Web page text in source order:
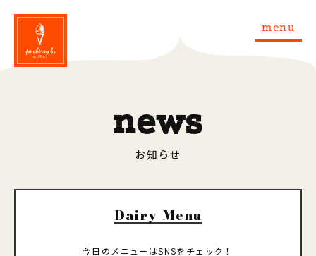
menu
news
お知らせ
Dairy Menu
今日のメニューはSNSをチェック！